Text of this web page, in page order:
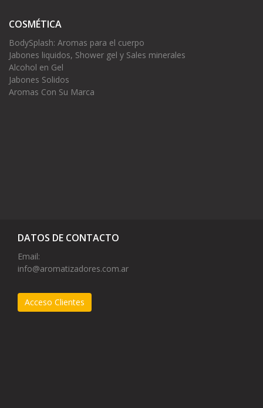
COSMÉTICA
BodySplash: Aromas para el cuerpo
Jabones liquidos, Shower gel y Sales minerales
Alcohol en Gel
Jabones Solidos
Aromas Con Su Marca
DATOS DE CONTACTO
Email:
info@aromatizadores.com.ar
Acceso Clientes